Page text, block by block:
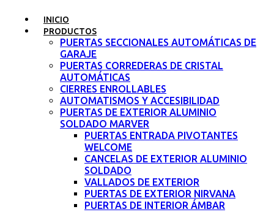
INICIO
PRODUCTOS
PUERTAS SECCIONALES AUTOMÁTICAS DE
GARAJE
PUERTAS CORREDERAS DE CRISTAL
AUTOMÁTICAS
CIERRES ENROLLABLES
AUTOMATISMOS Y ACCESIBILIDAD
PUERTAS DE EXTERIOR ALUMINIO
SOLDADO MARVER
PUERTAS ENTRADA PIVOTANTES
WELCOME
CANCELAS DE EXTERIOR ALUMINIO
SOLDADO
VALLADOS DE EXTERIOR
PUERTAS DE EXTERIOR NIRVANA
PUERTAS DE INTERIOR ÁMBAR